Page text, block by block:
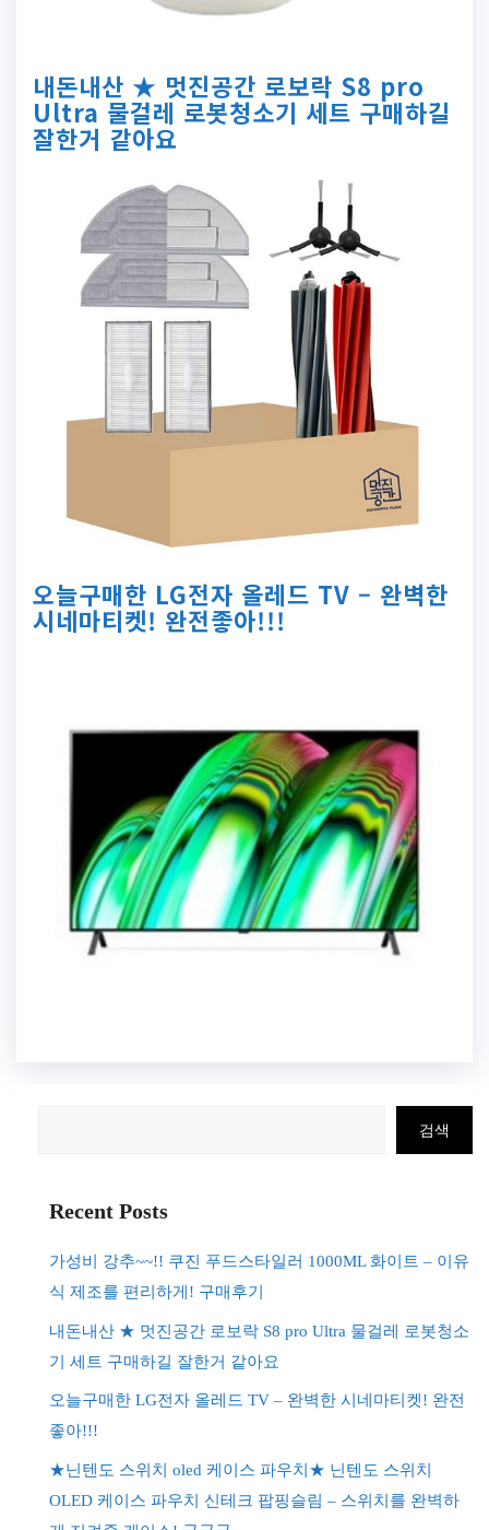
내돈내산 ★ 멋진공간 로보락 S8 pro
Ultra 물걸레 로봇청소기 세트 구매하길
잘한거 같아요
오늘구매한 LG전자 올레드 TV – 완벽한
시네마티켓! 완전좋아!!!
검색
Recent Posts
가성비 강추~~!! 쿠진 푸드스타일러 1000ML 화이트 – 이유
식 제조를 편리하게! 구매후기
내돈내산 ★ 멋진공간 로보락 S8 pro Ultra 물걸레 로봇청소
기 세트 구매하길 잘한거 같아요
오늘구매한 LG전자 올레드 TV – 완벽한 시네마티켓! 완전
좋아!!!
★닌텐도 스위치 oled 케이스 파우치★ 닌텐도 스위치
OLED 케이스 파우치 신테크 팝핑슬림 – 스위치를 완벽하